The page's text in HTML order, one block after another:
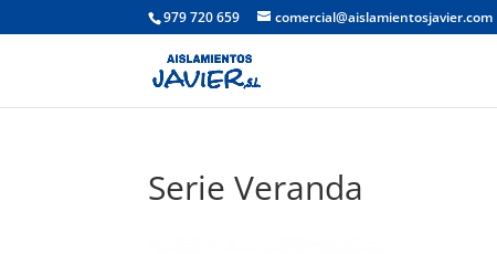
979 720 659 comercial@aislamientosjavier.com
Serie Veranda